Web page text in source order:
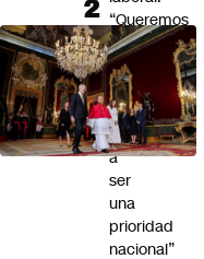
“Queremos
que
recuperar
el
trabajo
vuelva
a
ser
una
prioridad
nacional”